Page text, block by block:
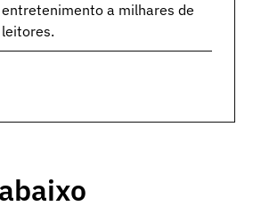
entretenimento a milhares de
leitores.